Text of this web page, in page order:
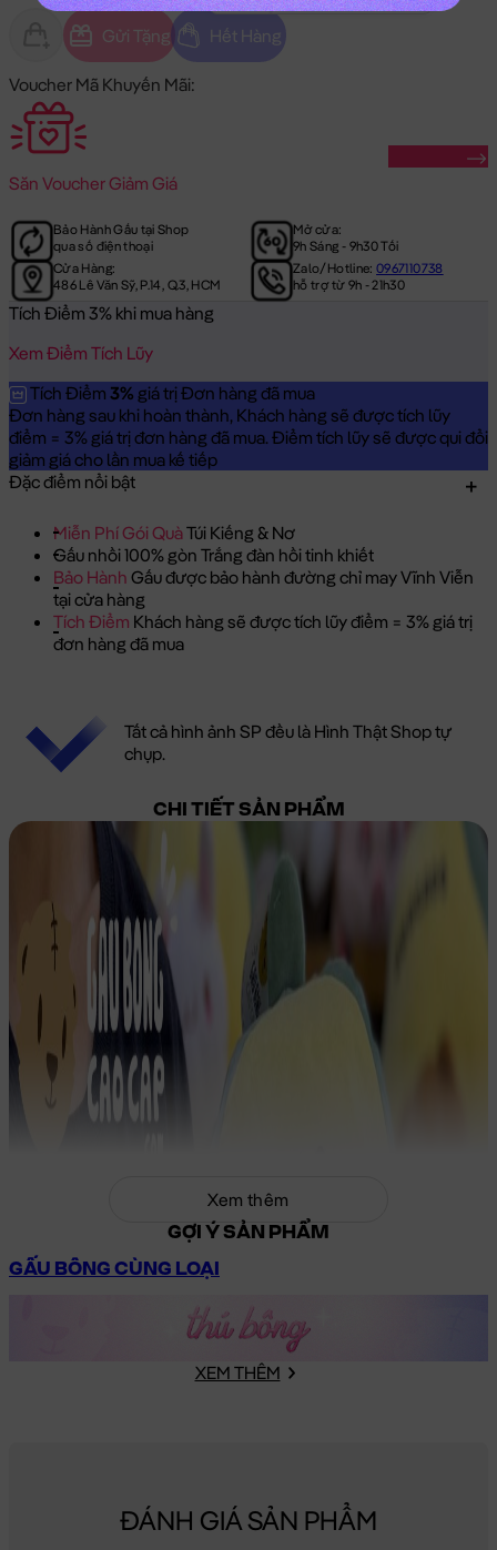
Gửi Tặng Hết Hàng
Voucher Mã Khuyến Mãi:
Săn Voucher Giảm Giá
Bảo Hành Gấu tại Shop
qua số điện thoại
Mở cửa:
9h Sáng - 9h30 Tối
Cửa Hàng:
486 Lê Văn Sỹ, P.14, Q.3, HCM
Zalo/Hotline:0967110738
hỗ trợ từ 9h - 21h30
Tích Điểm 3% khi mua hàng
Xem Điểm Tích Lũy
Tích Điểm 3% giá trị Đơn hàng đã mua
Đơn hàng sau khi hoàn thành, Khách hàng sẽ được tích lũy
điểm = 3% giá trị đơn hàng đã mua. Điểm tích lũy sẽ được qui đổi
giảm giá cho lần mua kế tiếp
Đặc điểm nổi bật
Miễn Phí Gói QuàTúi Kiếng & Nơ
Gấu nhồi 100% gòn Trắng đàn hồi tinh khiết
Bảo Hành Gấu được bảo hành đường chỉ may Vĩnh Viễn
tại cửa hàng
Tích Điểm Khách hàng sẽ được tích lũy điểm = 3% giá trị
đơn hàng đã mua
Tất cả hình ảnh SP đều là Hình Thật Shop tự
chụp.
CHI TIẾT SẢN PHẨM
Xem thêm
GỢI Ý SẢN PHẨM
GẤU BÔNG CÙNG LOẠI
XEM THÊM
ĐÁNH GIÁ SẢN PHẨM